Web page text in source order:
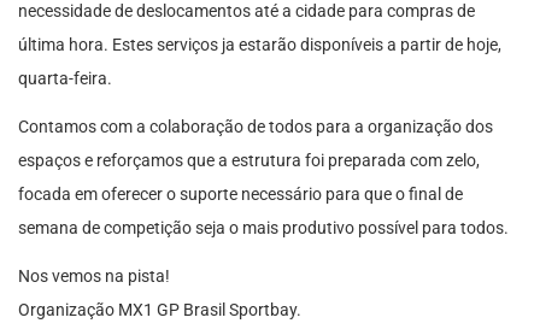
necessidade de deslocamentos até a cidade para compras de
última hora. Estes serviços ja estarão disponíveis a partir de hoje,
quarta-feira.
Contamos com a colaboração de todos para a organização dos
espaços e reforçamos que a estrutura foi preparada com zelo,
focada em oferecer o suporte necessário para que o final de
semana de competição seja o mais produtivo possível para todos.
Nos vemos na pista!
Organização MX1 GP Brasil Sportbay.